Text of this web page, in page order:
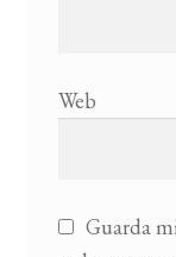
Web
Guarda